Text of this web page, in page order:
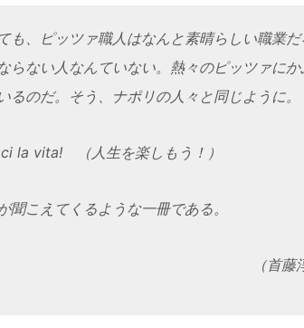
も、ピッツァ職人はなんと素晴らしい職業
らない人なんていない。熱々のピッツァに
るのだ。そう、ナポリの人々と同じように。
la vita! （人生を楽しもう！）
聞こえてくるような一冊である。
（首